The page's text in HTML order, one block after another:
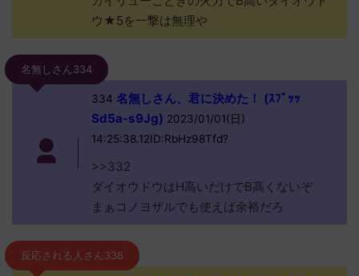
ウ★5を一撃は無理や
名無しさん334
334 名無しさん、君に決めた！ (ｽﾌﾟｯｯ
Sd5a-s9Jg) 2023/01/01(日)
14:25:38.12ID:RbHz98Tfd?
>>332
ダイオウドウはH高いだけでB高くないぞ
まぁコノヨザルでも使えば余裕だろ
反応される人さん338